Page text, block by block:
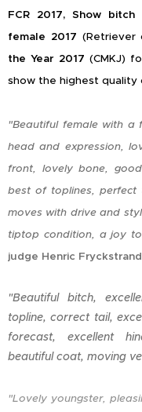
FCR 2017, Show bitch
female 2017 (Retriever
the Year 2017 (CMKJ)
show the highest quality
"Beautiful female with a
head and expression,
front, lovely bone,
best of toplines, perfect
moves with drive and
tiptop condition, a joy
judge Henric Fryckstrand
"Beautiful bitch,
topline, correct tail,
forecast, excellent
beautiful coat, moving
"Lovely youngster,